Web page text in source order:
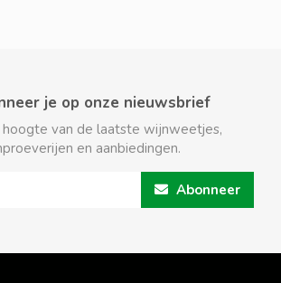
je op onze nieuwsbrief
van de laatste wijnweetjes,
en aanbiedingen.
Abonneer